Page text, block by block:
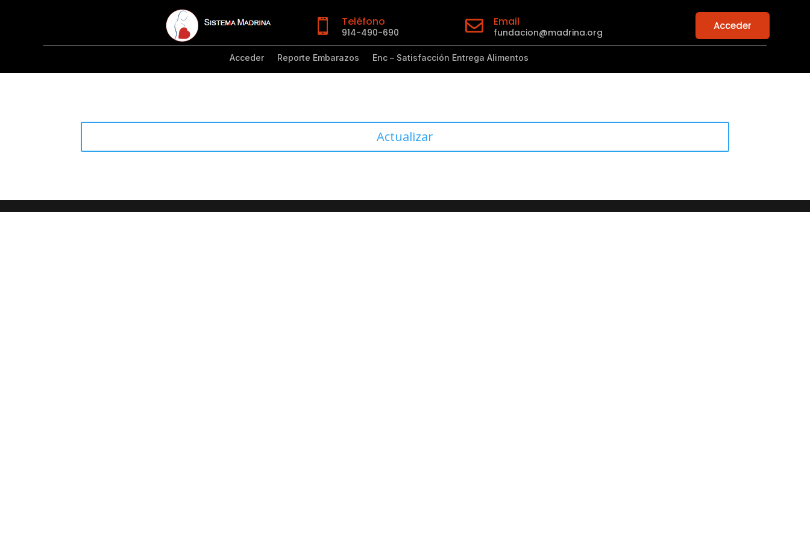
 Teléfono
914-490-690  Email
fundacion@madrina.org
Acceder
Acceder Reporte Embarazos Enc – Satisfacción Entrega Alimentos
Actualizar